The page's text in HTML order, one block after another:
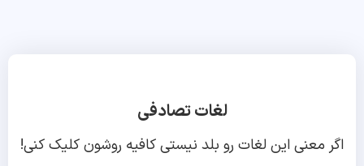
لغات تصادفی
اگر معنی این لغات رو بلد نیستی کافیه روشون کلیک کنی!